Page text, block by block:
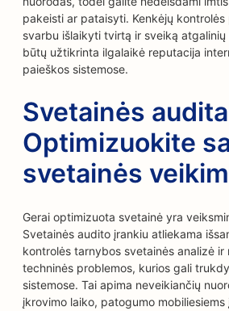
pakeisti ar pataisyti. Kenkėjų
svarbu išlaikyti tvirtą ir sveiką
būtų užtikrinta ilgalaikė reputacija
paieškos sistemose.
Svetainės
Optimizuokite
svetainės
Gerai optimizuota svetainė yra
Svetainės audito įrankiu atliekama
kontrolės tarnybos svetainės analizė ir
techninės problemos, kurios gali
sistemose. Tai apima neveikiančių
įkrovimo laiko, patogumo mobiliesiems